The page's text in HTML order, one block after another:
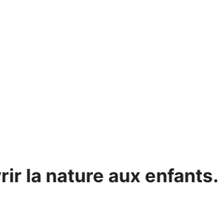
la nature aux enfants.